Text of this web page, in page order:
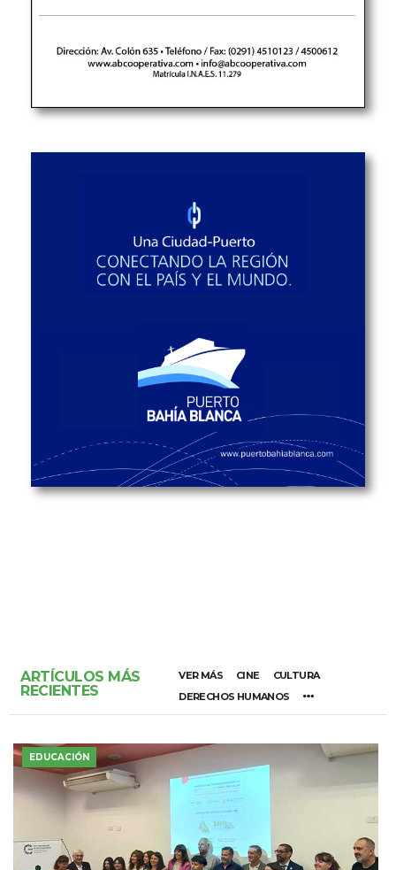
ARTÍCULOS MÁS
RECIENTES
VER MÁS CINE
CULTURA
DERECHOS HUMANOS
EDUCACIÓN